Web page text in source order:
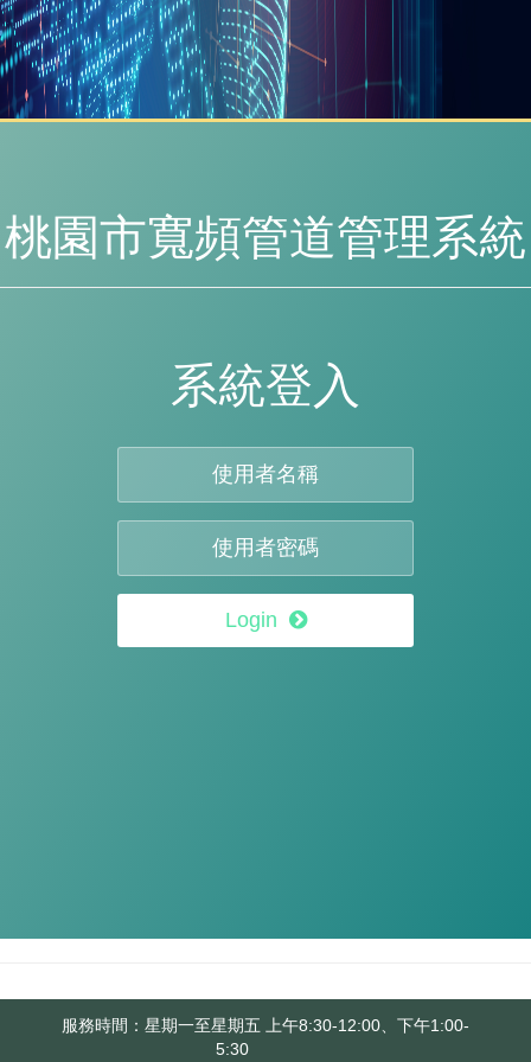
桃園市寬頻管道管理系統
系統登入
Login
服務時間：星期一至星期五 上午8:30-12:00、下午1:00-
5:30